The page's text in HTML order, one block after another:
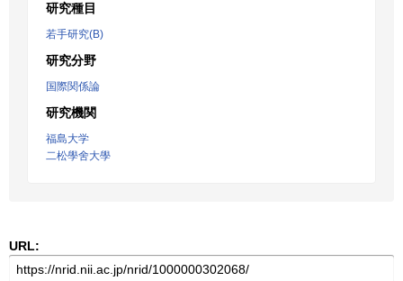
研究種目
若手研究(B)
研究分野
国際関係論
研究機関
福島大学
二松學舍大學
URL: